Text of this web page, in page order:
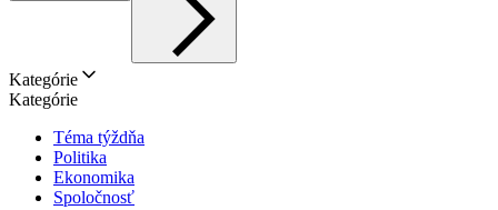
Kategórie
Kategórie
Téma týždňa
Politika
Ekonomika
Spoločnosť